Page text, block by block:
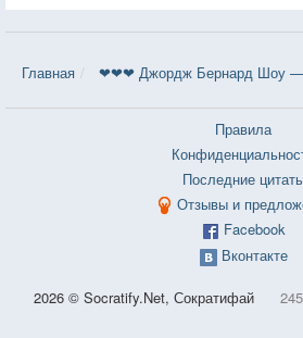
Главная ❤❤❤ Джордж Бернард Шоу —
Правила
Последние
Отзывы и
Facebook
Вконтакте
2026 © Socratify.Net, Сократифай